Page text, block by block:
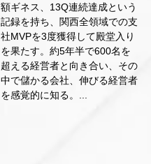
額ギネス、13Q連続達成という
記録を持ち、関西全領域での支
社MVPを3度獲得して殿堂入り
を果たす。約5年半で600名を
超える経営者と向き合い、その
中で儲かる会社、伸びる経営者
を感覚的に知る。...